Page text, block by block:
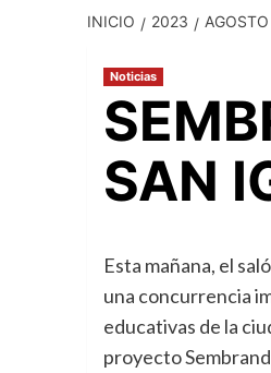
INICIO 2023 AGOSTO
Noticias
SAN
Esta mañana, el
una concurrencia
educativas de la
proyecto